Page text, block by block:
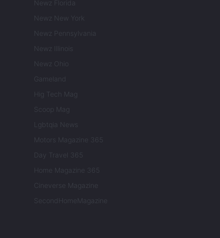
Newz Florida
Newz New York
Newz Pennsylvania
Newz Illinois
Newz Ohio
Gameland
Hig Tech Mag
Scoop Mag
Lgbtqia News
Motors Magazine 365
Day Travel 365
Home Magazine 365
Cineverse Magazine
SecondHomeMagazine